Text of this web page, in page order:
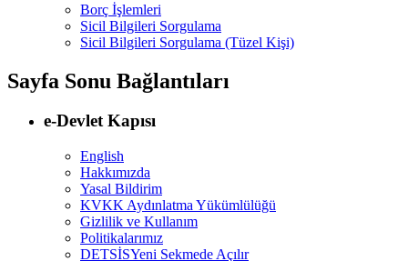
Borç İşlemleri
Sicil Bilgileri Sorgulama
Sicil Bilgileri Sorgulama (Tüzel Kişi)
Sayfa Sonu Bağlantıları
e-Devlet Kapısı
English
Hakkımızda
Yasal Bildirim
KVKK Aydınlatma Yükümlülüğü
Gizlilik ve Kullanım
Politikalarımız
DETSİSYeni Sekmede Açılır